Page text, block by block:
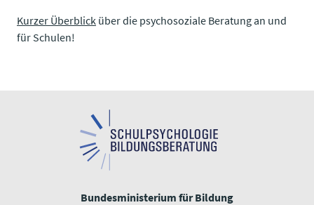
Kurzer Überblick ​​​​​​​ über die psychosoziale Beratung an und
für Schulen!
Bundesministerium für Bildung